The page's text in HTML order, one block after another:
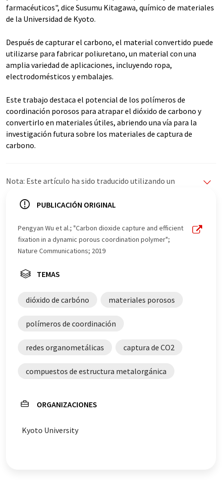
farmacéuticos", dice Susumu Kitagawa, químico de materiales
de la Universidad de Kyoto.
Después de capturar el carbono, el material convertido puede
utilizarse para fabricar poliuretano, un material con una
amplia variedad de aplicaciones, incluyendo ropa,
electrodomésticos y embalajes.
Este trabajo destaca el potencial de los polímeros de
coordinación porosos para atrapar el dióxido de carbono y
convertirlo en materiales útiles, abriendo una vía para la
investigación futura sobre los materiales de captura de
carbono.
Nota: Este artículo ha sido traducido utilizando un
ofrece estas traducciones automáticas para presentar
este artículo ha sido traducido con traducción
automática, es posible que contenga errores de
vocabulario, sintaxis o gramática. El artículo original en
PUBLICACIÓN ORIGINAL
Pengyan Wu et al.; "Carbon dioxide capture and efficient
fixation in a dynamic porous coordination polymer";
Nature Communications; 2019
TEMAS
dióxido de carbóno materiales porosos
polímeros de coordinación
redes organometálicas captura de CO2
compuestos de estructura metalorgánica
ORGANIZACIONES
Kyoto University